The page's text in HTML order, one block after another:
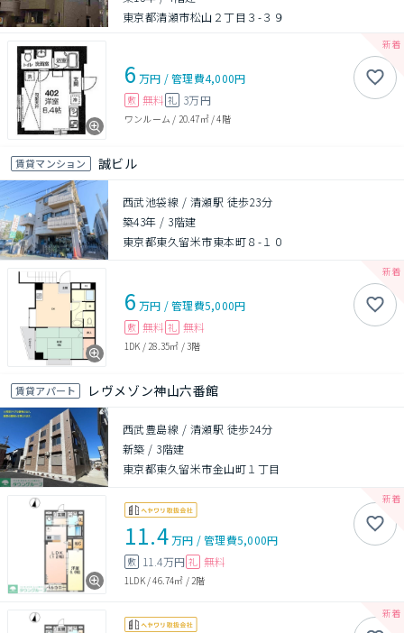
東京都清瀬市松山２丁目３-３９
6 万円 /管理費4,000円
敷 無料 礼 3万円
ワンルーム / 20.47㎡/4階
賃貸マンション 誠ビル
西武池袋線 / 清瀬駅 徒歩23分
築43年 / 3階建
東京都東久留米市東本町８-１０
6 万円 /管理費5,000円
敷 無料 礼 無料
1DK / 28.35㎡ /3階
賃貸アパート レヴメゾン神山六番館
西武豊島線 / 清瀬駅 徒歩24分
新築 / 3階建
東京都東久留米市金山町１丁目
11.4万円 /管理費5,000円
敷 11.4万円 礼 無料
1LDK/46.74㎡ /2階